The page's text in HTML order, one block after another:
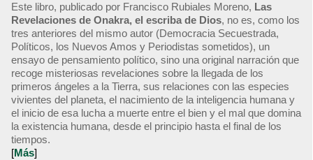
Este libro, publicado por Francisco Rubiales Moreno, Las
Revelaciones de Onakra, el escriba de Dios, no es, como los
tres anteriores del mismo autor (Democracia Secuestrada,
Políticos, los Nuevos Amos y Periodistas sometidos), un
ensayo de pensamiento político, sino una original narración que
recoge misteriosas revelaciones sobre la llegada de los
primeros ángeles a la Tierra, sus relaciones con las especies
vivientes del planeta, el nacimiento de la inteligencia humana y
el inicio de esa lucha a muerte entre el bien y el mal que domina
la existencia humana, desde el principio hasta el final de los
tiempos.
[Más]